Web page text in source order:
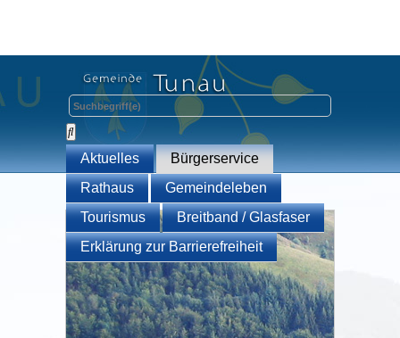
Aktuelles
Bürgerservice
Rathaus
Gemeindeleben
Tourismus
Breitband / Glasfaser
Erklärung zur Barrierefreiheit